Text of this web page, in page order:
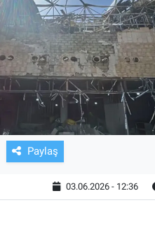
Paylaş
03.06.2026 - 12:36
BASKETBOL
SAĞLIK
GENEL
KÜLTÜR SANAT
EKONOMİ